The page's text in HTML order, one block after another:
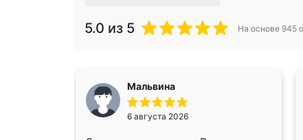
5.0 из 5 На основе 945
Мальвина
6 августа 2026